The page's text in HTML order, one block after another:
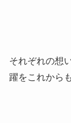
それぞれの想
躍をこれから